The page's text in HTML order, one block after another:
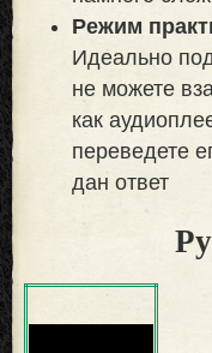
Режим
Идеально
не можете
как
переведете
дан ответ